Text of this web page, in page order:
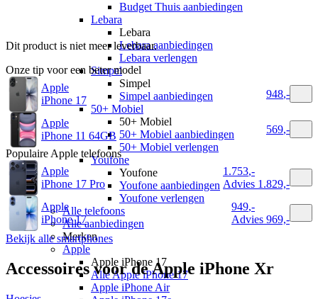
Budget Thuis aanbiedingen
Lebara
Lebara
Lebara aanbiedingen
Lebara verlengen
Simpel
Simpel
Simpel aanbiedingen
50+ Mobiel
50+ Mobiel
50+ Mobiel aanbiedingen
50+ Mobiel verlengen
Youfone
Youfone
Youfone aanbiedingen
Youfone verlengen
Alle telefoons
Alle aanbiedingen
Merken
Apple
Apple iPhone 17
Alle Apple iPhone 17
Apple iPhone Air
Dit product is niet meer leverbaar.
Onze tip voor een beter model
Apple
iPhone 17
948,-
Apple
iPhone 11 64GB
569,-
Populaire Apple telefoons
Apple
iPhone 17 Pro
1.753,-
Advies 1.829,-
Apple
iPhone 17
949,-
Advies 969,-
Bekijk alle smartphones
Accessoires voor deApple iPhone Xr